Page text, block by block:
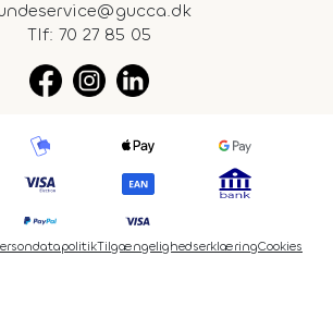
Tlf: 70 27 85 05
TilgængelighedserklæringCookies